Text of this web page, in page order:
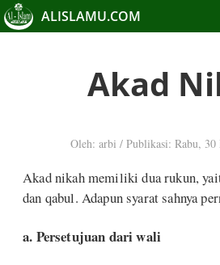
ALISLAMU.COM
Akad
Oleh: arbi / Publikasi: Rabu,
Akad nikah memiliki dua rukun,
dan qabul. Adapun syarat sahnya
a. Persetujuan dari wali